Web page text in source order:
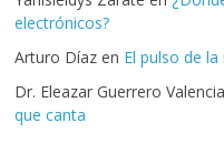
electrónicos?
Arturo Díaz en El pulso de
Dr. Eleazar Guerrero
que canta